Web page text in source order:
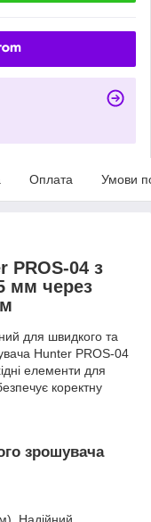
Оплата Умови
PROS-04 з
мм через
для швидкого та
Hunter PROS-04
елементи для
коректну
зрошувача